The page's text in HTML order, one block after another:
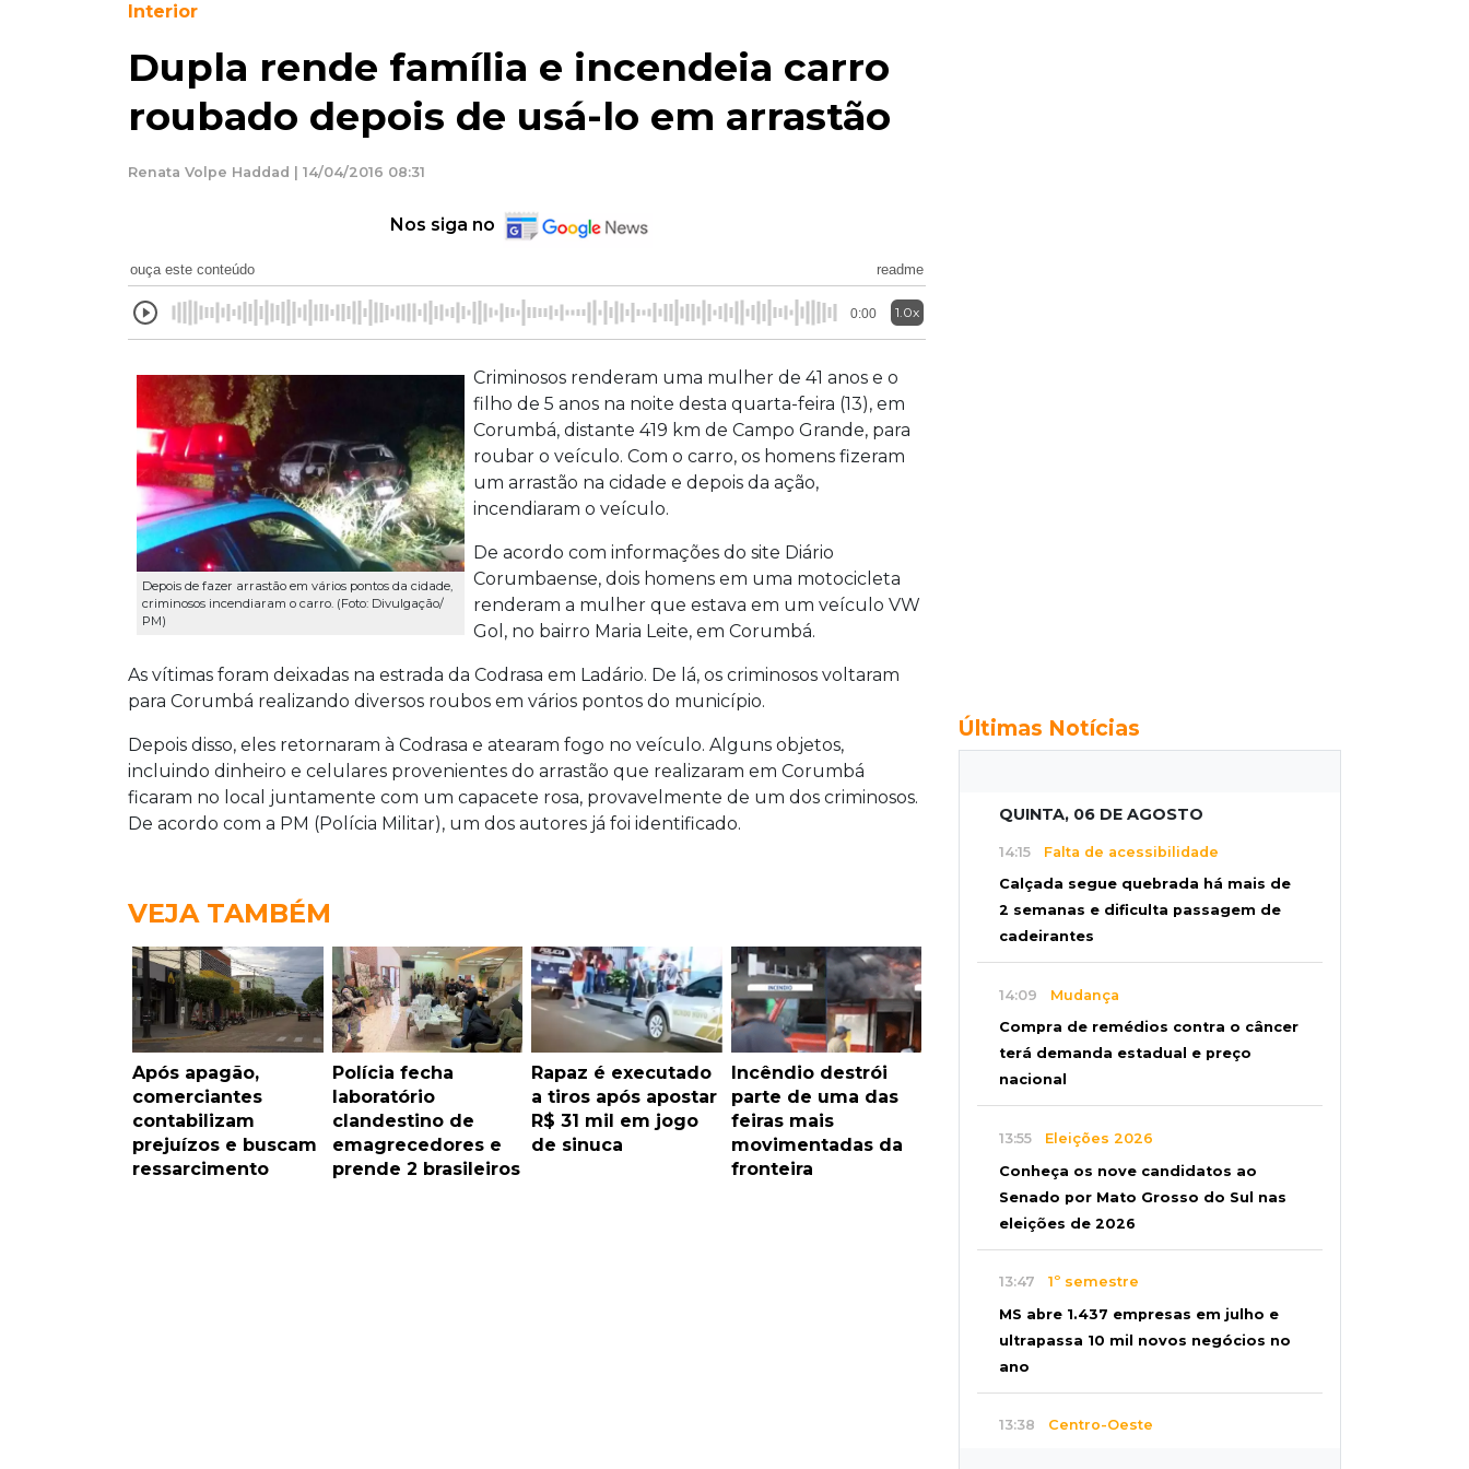
Interior
Dupla rende família e incendeia carro
roubado depois de usá-lo em arrastão
Renata Volpe Haddad | 14/04/2016 08:31
Nos siga no
ouça este conteúdo readme
0:00 1.0x
Depois de fazer arrastão em vários pontos da cidade,
criminosos incendiaram o carro. (Foto: Divulgação/
PM)
Criminosos renderam uma mulher de 41 anos e o
filho de 5 anos na noite desta quarta-feira (13), em
Corumbá, distante 419 km de Campo Grande, para
roubar o veículo. Com o carro, os homens fizeram
um arrastão na cidade e depois da ação,
incendiaram o veículo.
De acordo com informações do site Diário
Corumbaense, dois homens em uma motocicleta
renderam a mulher que estava em um veículo VW
Gol, no bairro Maria Leite, em Corumbá.
As vítimas foram deixadas na estrada da Codrasa em Ladário. De lá, os criminosos voltaram
para Corumbá realizando diversos roubos em vários pontos do município.
Depois disso, eles retornaram à Codrasa e atearam fogo no veículo. Alguns objetos,
incluindo dinheiro e celulares provenientes do arrastão que realizaram em Corumbá
ficaram no local juntamente com um capacete rosa, provavelmente de um dos criminosos.
De acordo com a PM (Polícia Militar), um dos autores já foi identificado.
VEJA TAMBÉM
Após apagão,
comerciantes
contabilizam
prejuízos e buscam
ressarcimento
Polícia fecha
laboratório
clandestino de
emagrecedores e
prende 2 brasileiros
Rapaz é executado
a tiros após apostar
R$ 31 mil em jogo
de sinuca
Incêndio destrói
parte de uma das
feiras mais
movimentadas da
fronteira
Últimas Notícias
QUINTA, 06 DE AGOSTO
14:15 Falta de acessibilidade
Calçada segue quebrada há mais de
2 semanas e dificulta passagem de
cadeirantes
14:09 Mudança
Compra de remédios contra o câncer
terá demanda estadual e preço
nacional
13:55 Eleições 2026
Conheça os nove candidatos ao
Senado por Mato Grosso do Sul nas
eleições de 2026
13:47 1º semestre
MS abre 1.437 empresas em julho e
ultrapassa 10 mil novos negócios no
ano
13:38 Centro-Oeste